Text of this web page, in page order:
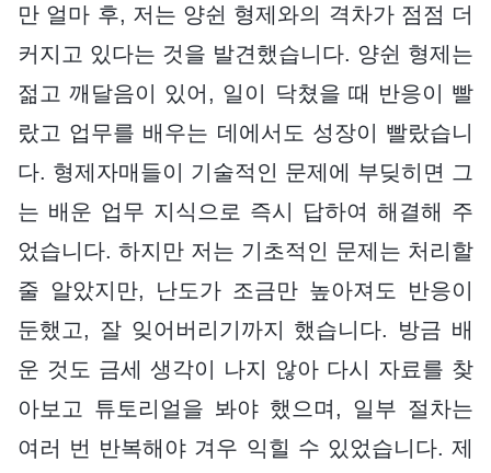
만 얼마 후, 저는 양쉰 형제와의 격차가 점점 더
커지고 있다는 것을 발견했습니다. 양쉰 형제는
젊고 깨달음이 있어, 일이 닥쳤을 때 반응이 빨
랐고 업무를 배우는 데에서도 성장이 빨랐습니
다. 형제자매들이 기술적인 문제에 부딪히면 그
는 배운 업무 지식으로 즉시 답하여 해결해 주
었습니다. 하지만 저는 기초적인 문제는 처리할
줄 알았지만, 난도가 조금만 높아져도 반응이
둔했고, 잘 잊어버리기까지 했습니다. 방금 배
운 것도 금세 생각이 나지 않아 다시 자료를 찾
아보고 튜토리얼을 봐야 했으며, 일부 절차는
여러 번 반복해야 겨우 익힐 수 있었습니다. 제